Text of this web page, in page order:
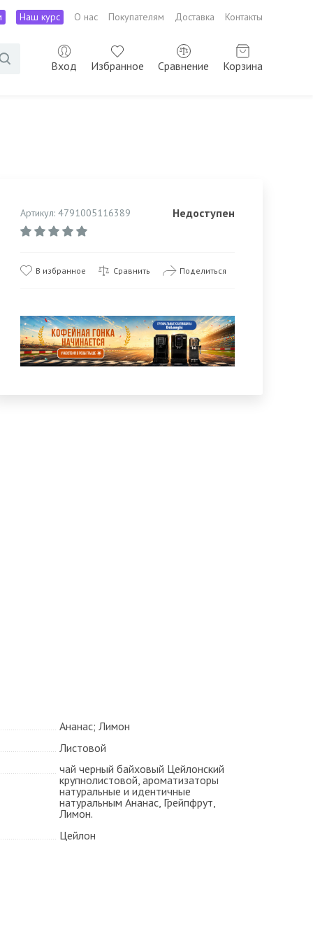
Наш курс О нас Покупателям Доставка Контакты
Вход Избранное Сравнение Корзина
Артикул: 4791005116389 Недоступен
В избранное Сравнить Поделиться
Ананас; Лимон
Листовой
чай черный байховый Цейлонский
крупнолистовой, ароматизаторы
натуральные и идентичные
натуральным Ананас, Грейпфрут,
Лимон.
Цейлон